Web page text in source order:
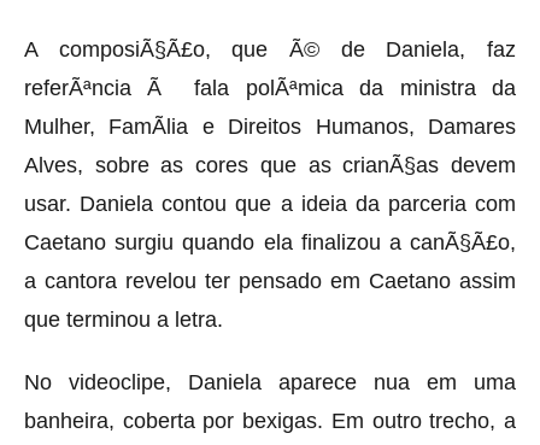
A composiÃ§Ã£o, que Ã© de Daniela, faz
referÃªncia Ã fala polÃªmica da ministra da
Mulher, FamÃ­lia e Direitos Humanos, Damares
Alves, sobre as cores que as crianÃ§as devem
usar. Daniela contou que a ideia da parceria com
Caetano surgiu quando ela finalizou a canÃ§Ã£o,
a cantora revelou ter pensado em Caetano assim
que terminou a letra.
No videoclipe, Daniela aparece nua em uma
banheira, coberta por bexigas. Em outro trecho, a